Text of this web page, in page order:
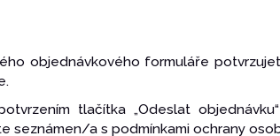
objednávkového formuláře
tlačítka „Odeslat
seznámen/a s podmínkami ochrany